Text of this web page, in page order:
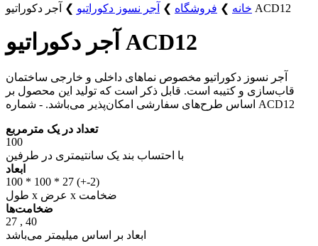
خانه ❯ فروشگاه ❯ آجر نسوز دکوراتیو ❯ آجر دکوراتیو ACD12
آجر دکوراتیو ACD12
آجر نسوز دکوراتیو مخصوص نماهای داخلی و خارجی ساختمان
قاب‌سازی و کتیبه است. قابل ذکر است که تولید این محصول بر
اساس طرح‌های سفارشی امکان‌پذیر می‌باشد. - شماره ACD12
تعداد در یک مترمربع
100
با احتساب بند یک سانتیمتری در طرفین
ابعاد
100 * 100 * 27 (+-2)
طول x عرض x ضخامت
ضخامت‌ها
27 , 40
ابعاد بر اساس میلیمتر می‌باشد